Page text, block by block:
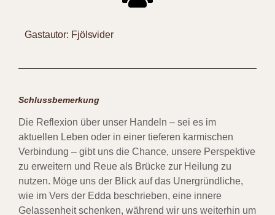
Gastautor: Fjölsvider
Schlussbemerkung
Die Reflexion über unser Handeln – sei es im
aktuellen Leben oder in einer tieferen karmischen
Verbindung – gibt uns die Chance, unsere Perspektive
zu erweitern und Reue als Brücke zur Heilung zu
nutzen. Möge uns der Blick auf das Unergründliche,
wie im Vers der Edda beschrieben, eine innere
Gelassenheit schenken, während wir uns weiterhin um